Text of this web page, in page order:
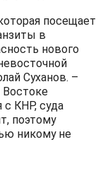
посещает
в
нового
Суханов. –
с КНР, суда
поэтому
никому не